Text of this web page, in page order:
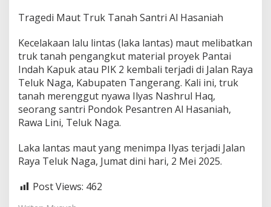
Tragedi Maut Truk Tanah Santri Al Hasaniah
Kecelakaan lalu lintas (laka lantas) maut melibatkan
truk tanah pengangkut material proyek Pantai
Indah Kapuk atau PIK 2 kembali terjadi di Jalan Raya
Teluk Naga, Kabupaten Tangerang. Kali ini, truk
tanah merenggut nyawa Ilyas Nashrul Haq,
seorang santri Pondok Pesantren Al Hasaniah,
Rawa Lini, Teluk Naga.
Laka lantas maut yang menimpa Ilyas terjadi Jalan
Raya Teluk Naga, Jumat dini hari, 2 Mei 2025.
Post Views: 462